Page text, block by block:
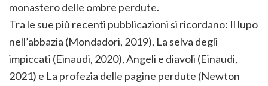
monastero delle ombre perdute.
Tra le sue più recenti pubblicazioni si ricordano: Il lupo
nell’abbazia (Mondadori, 2019), La selva degli
impiccati (Einaudi, 2020), Angeli e diavoli (Einaudi,
2021) e La profezia delle pagine perdute (Newton